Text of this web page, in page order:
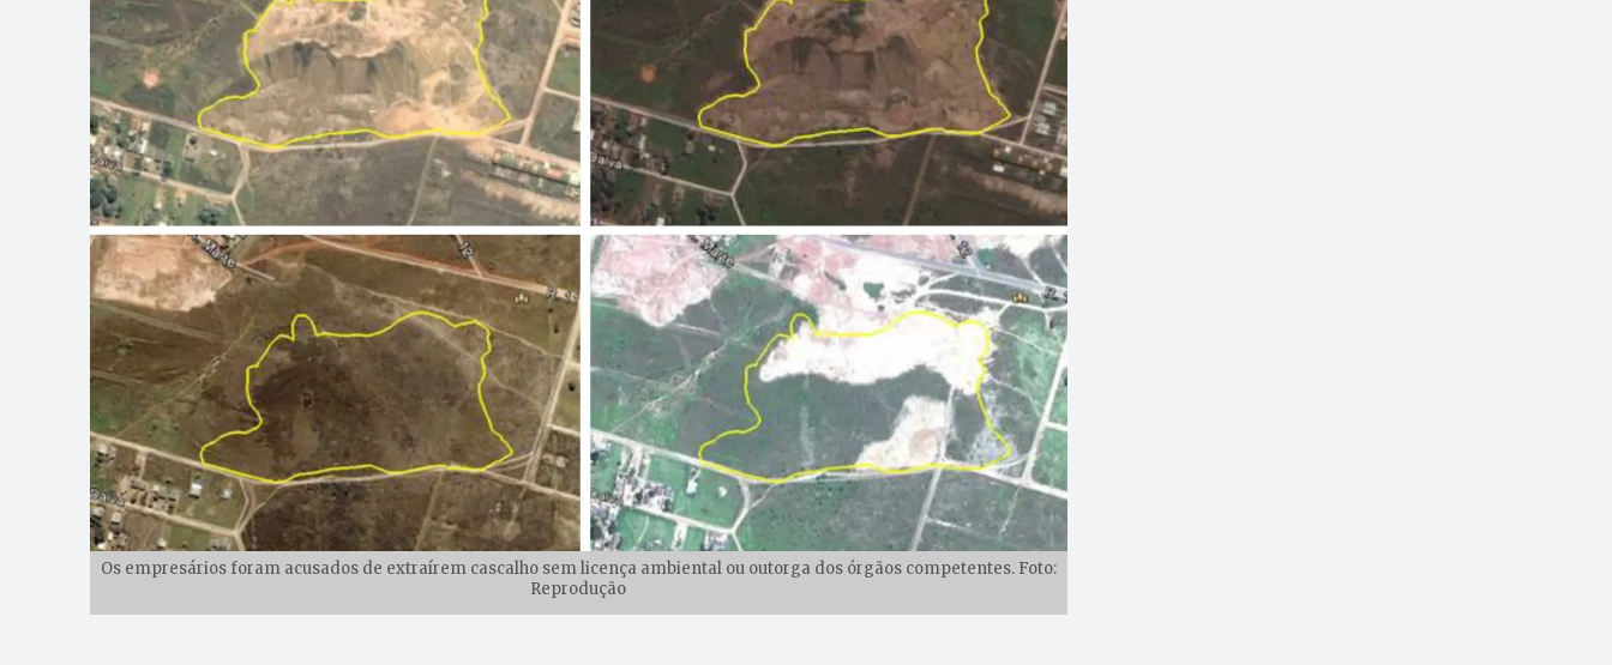
Os empresários foram acusados de extraírem cascalho sem licença ambiental ou outorga dos órgãos competentes. Foto:
Reprodução